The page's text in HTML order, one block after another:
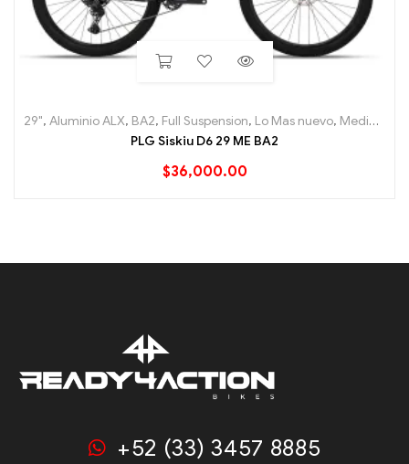
29", Aluminio ALX, BA2, Full Suspension, Lo Mas nuevo, Mediana
PLG Siskiu D6 29 ME BA2
$36,000.00
+52 (33) 3457 8885